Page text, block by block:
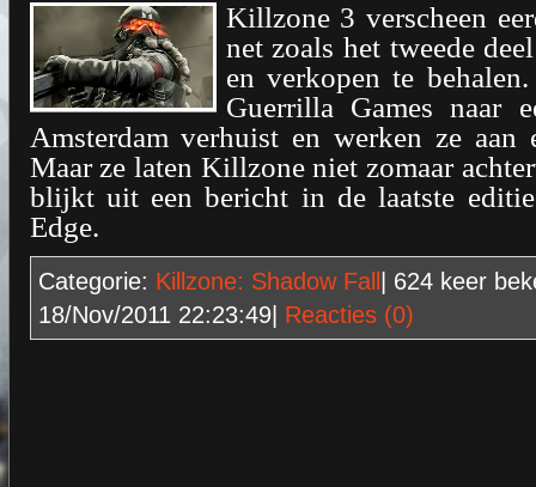
Killzone 3 verscheen
net zoals het tweede
en verkopen te
Guerrilla Games naar
Amsterdam verhuist en werken ze aan
Maar ze laten Killzone niet zomaar
blijkt uit een bericht in de laatste
Edge.
Categorie: Killzone: Shadow Fall | 624 keer
18/Nov/2011 22:23:49| Reacties (0)